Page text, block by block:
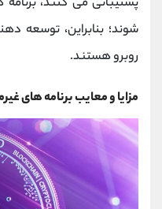
شوند؛ بنابراین، توسعه
روبرو هستند.
مزایا و معایب برنامه های